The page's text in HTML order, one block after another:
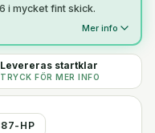
i mycket fint skick.
Mer info
Levereras startklar
TRYCK FÖR MER INFO
HP